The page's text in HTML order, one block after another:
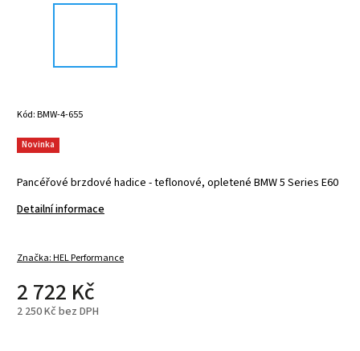
Kód:BMW-4-655
Pancéřové brzdové hadice - teflonové, opletené BMW 5 Series E60
Detailní informace
Novinka
Značka:HEL Performance
2 722 Kč
2 250 Kč bez DPH